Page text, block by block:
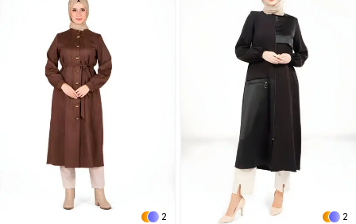
2 2